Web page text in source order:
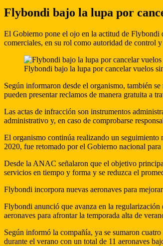
Flybondi bajo la lupa por
El Gobierno pone el ojo en la actitud de
comerciales, en su rol como autoridad de control
Flybondi bajo la lupa por cancelar vuelos
Según informaron desde el organismo, también
pueden presentar reclamos de manera gratuita a
Las actas de infracción son instrumentos
administrativo y, en caso de comprobarse
El organismo continúa realizando un seguimiento
2020, fue retomado por el Gobierno nacional para
Desde la ANAC señalaron que el objetivo
servicios en tiempo y forma y se reduzca el
Flybondi incorpora nuevas aeronaves para
Flybondi anunció que avanza en la regularización
aeronaves para afrontar la temporada alta de
Según informó la compañía, ya se sumaron
durante el verano con un total de 11 aeronaves